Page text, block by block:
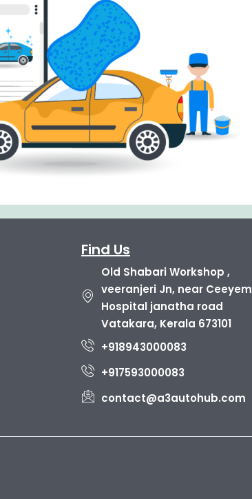
Find Us
Old Shabari Workshop ,
veeranjeri Jn, near Ceeyem
Hospital janatha road
Vatakara, Kerala 673101
+918943000083
+917593000083
contact@a3autohub.com